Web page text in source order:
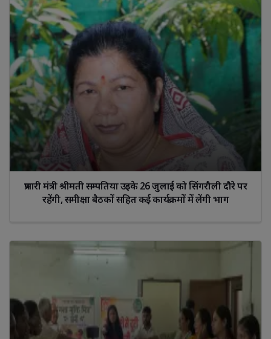
प्रभारी मंत्री श्रीमती सम्पतिया उइके 26 जुलाई को सिंगरौली दौरे पर
रहेंगी, समीक्षा बैठकों सहित कई कार्यक्रमों में लेंगी भाग